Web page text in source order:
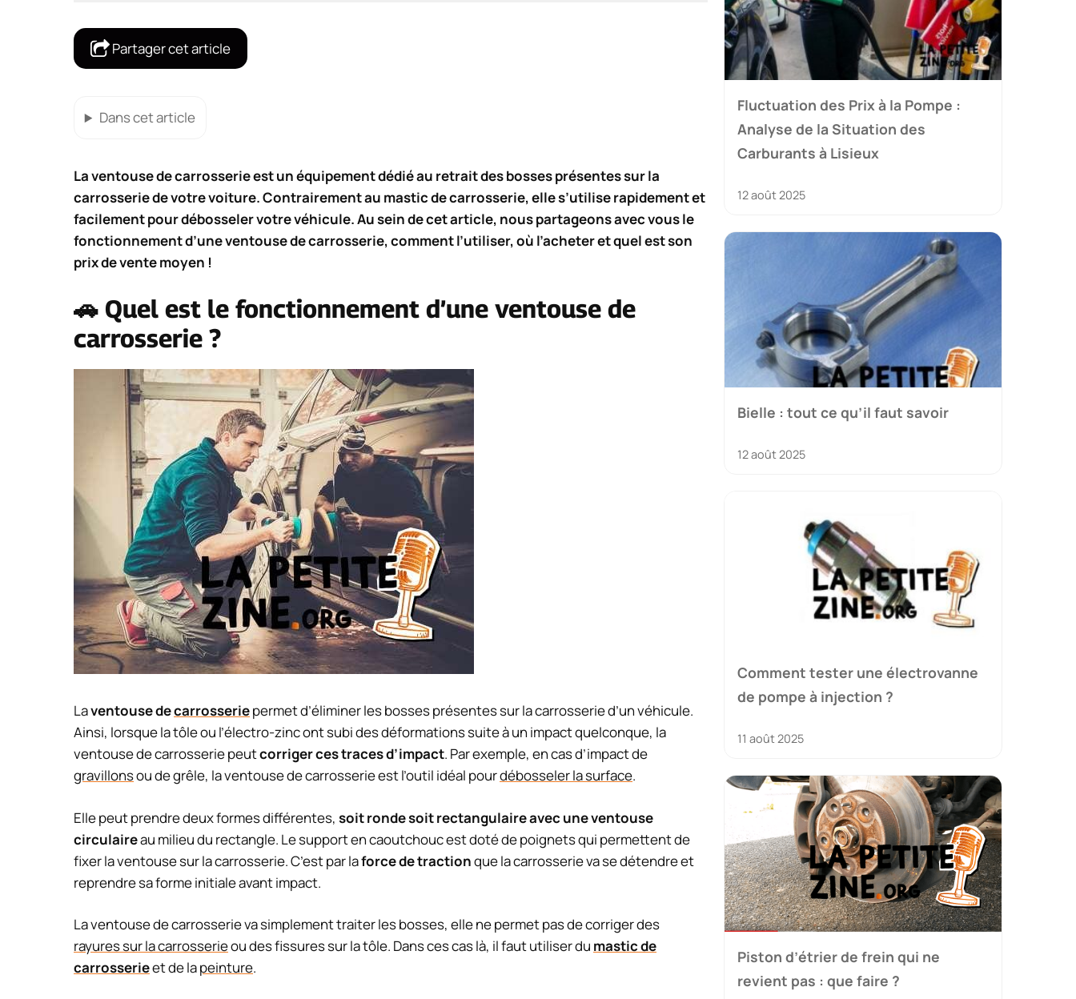
Partager cet article
Dans cet article
La ventouse de carrosserie est un équipement dédié au retrait des bosses présentes sur la
carrosserie de votre voiture. Contrairement au mastic de carrosserie, elle s’utilise rapidement et
facilement pour débosseler votre véhicule. Au sein de cet article, nous partageons avec vous le
fonctionnement d’une ventouse de carrosserie, comment l’utiliser, où l’acheter et quel est son
prix de vente moyen !
🚗 Quel est le fonctionnement d’une ventouse de
carrosserie ?
Laventouse decarrosseriepermet d’éliminer les bosses présentes sur la carrosserie d’un véhicule.
Ainsi, lorsque la tôle ou l’électro-zinc ont subi des déformations suite à un impact quelconque, la
ventouse de carrosserie peutcorriger ces traces d’impact. Par exemple, en cas d’impact de
gravillonsou de grêle, la ventouse de carrosserie est l’outil idéal pourdébosseler la surface.
Elle peut prendre deux formes différentes, soit ronde soit rectangulaire avec une ventouse
circulaireau milieu du rectangle. Le support en caoutchouc est doté de poignets qui permettent de
fixer la ventouse sur la carrosserie. C’est par laforce de tractionque la carrosserie va se détendre et
reprendre sa forme initiale avant impact.
La ventouse de carrosserie va simplement traiter les bosses, elle ne permet pas de corriger des
rayures sur la carrosserieou des fissures sur la tôle. Dans ces cas là, il faut utiliser du mastic de
carrosserieet de lapeinture.
Fluctuation des Prix à la Pompe :
Analyse de la Situation des
Carburants à Lisieux
12 août 2025
Bielle : tout ce qu’il faut savoir
12 août 2025
Comment tester une électrovanne
de pompe à injection ?
11 août 2025
Piston d’étrier de frein qui ne
revient pas : que faire ?